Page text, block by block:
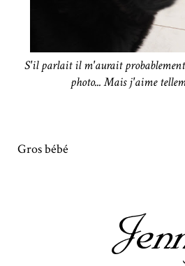
S'il parlait il m'aurait probablement
photo... Mais j'aime
Gros bébé